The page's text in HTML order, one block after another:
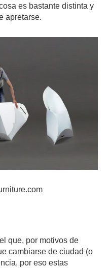
es bastante distinta y
apretarse.
que, por motivos de
cambiarse de ciudad (o
por eso estas